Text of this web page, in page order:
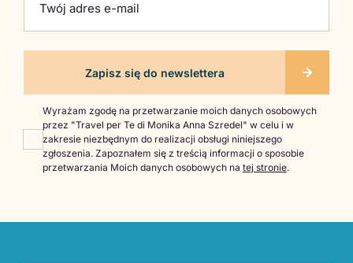
Twój adres e-mail
Wyrażam zgodę na przetwarzanie moich danych osobowych
przez "Travel per Te di Monika Anna Szredel" w celu i w
zakresie niezbędnym do realizacji obsługi niniejszego
zgłoszenia. Zapoznałem się z treścią informacji o sposobie
przetwarzania Moich danych osobowych na tej stronie.